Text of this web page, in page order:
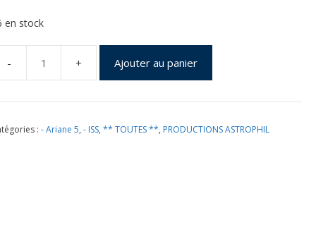
en stock
Ajouter au panier
:- Ariane 5,- ISS,** TOUTES **, PRODUCTIONS ASTROPHIL